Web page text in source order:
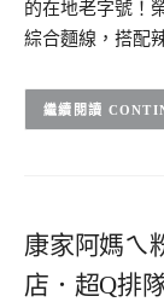
的在地老字號！
綜合麵線，搭配
康家阿媽ㄟ
店．超Q排